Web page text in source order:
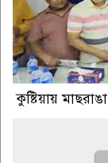
কুষ্টিয়ায়